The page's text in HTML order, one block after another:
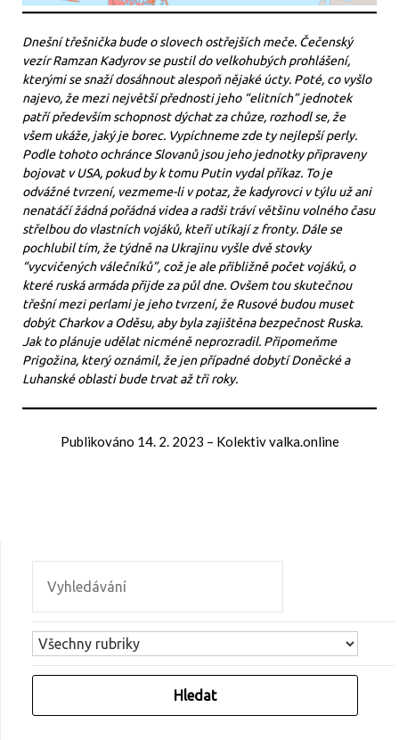
Dnešní třešnička bude o slovech ostřejších meče. Čečenský
vezír Ramzan Kadyrov se pustil do velkohubých prohlášení,
kterými se snaží dosáhnout alespoň nějaké úcty. Poté, co vyšlo
najevo, že mezi největší přednosti jeho “elitních” jednotek
patří především schopnost dýchat za chůze, rozhodl se, že
všem ukáže, jaký je borec. Vypíchneme zde ty nejlepší perly.
Podle tohoto ochránce Slovanů jsou jeho jednotky připraveny
bojovat v USA, pokud by k tomu Putin vydal příkaz. To je
odvážné tvrzení, vezmeme-li v potaz, že kadyrovci v týlu už ani
nenatáčí žádná pořádná videa a radši tráví většinu volného času
střelbou do vlastních vojáků, kteří utíkají z fronty. Dále se
pochlubil tím, že týdně na Ukrajinu vyšle dvě stovky
“vycvičených válečníků”, což je ale přibližně počet vojáků, o
které ruská armáda přijde za půl dne. Ovšem tou skutečnou
třešní mezi perlami je jeho tvrzení, že Rusové budou muset
dobýt Charkov a Oděsu, aby byla zajištěna bezpečnost Ruska.
Jak to plánuje udělat nicméně neprozradil. Připomeňme
Prigožina, který oznámil, že jen případné dobytí Doněcké a
Luhanské oblasti bude trvat až tři roky.
Publikováno 14. 2. 2023 – Kolektiv valka.online